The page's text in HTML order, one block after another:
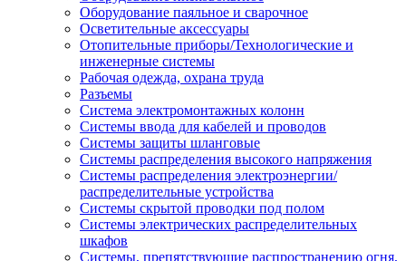
Оборудование паяльное и сварочное
Осветительные аксессуары
Отопительные приборы/Технологические и
инженерные системы
Рабочая одежда, охрана труда
Разъемы
Система электромонтажных колонн
Системы ввода для кабелей и проводов
Системы защиты шланговые
Системы распределения высокого напряжения
Системы распределения электроэнергии/
распределительные устройства
Системы скрытой проводки под полом
Системы электрических распределительных
шкафов
Системы, препятствующие распространению огня,